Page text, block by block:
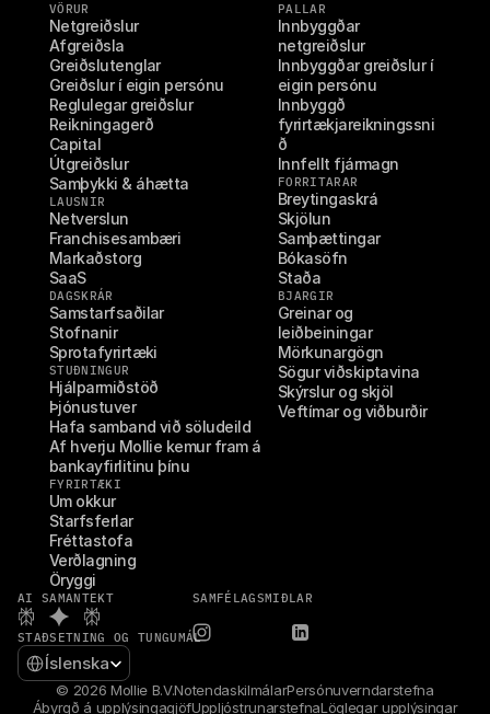
VÖRUR
Netgreiðslur
Afgreiðsla
Greiðslutenglar
Greiðslur í eigin persónu
Reglulegar greiðslur
Reikningagerð
Capital
Útgreiðslur
Samþykki & áhætta
LAUSNIR
Netverslun
Franchisesambæri
Markaðstorg
SaaS
DAGSKRÁR
Samstarfsaðilar
Stofnanir
Sprotafyrirtæki
STUÐNINGUR
Hjálparmiðstöð
Þjónustuver
Hafa samband við söludeild
Af hverju Mollie kemur fram á
bankayfirlitinu þínu
FYRIRTÆKI
Um okkur
Starfsferlar
Fréttastofa
Verðlagning
Öryggi
PALLAR
Innbyggðar
netgreiðslur
Innbyggðar greiðslur í
eigin persónu
Innbyggð
fyrirtækjareikningssni
ð
Innfellt fjármagn
FORRITARAR
Breytingaskrá
Skjölun
Samþættingar
Bókasöfn
Staða
BJARGIR
Greinar og
leiðbeiningar
Mörkunargögn
Sögur viðskiptavina
Skýrslur og skjöl
Veftímar og viðburðir
AI SAMANTEKT SAMFÉLAGSMIÐLAR
STAÐSETNING OG TUNGUMÁL
Select Language
Íslenska
© 2026 Mollie B.V.NotendaskilmálarPersónuverndarstefna
Ábyrgð á upplýsingagjöfUppljóstrunarstefnaLöglegar upplýsingar